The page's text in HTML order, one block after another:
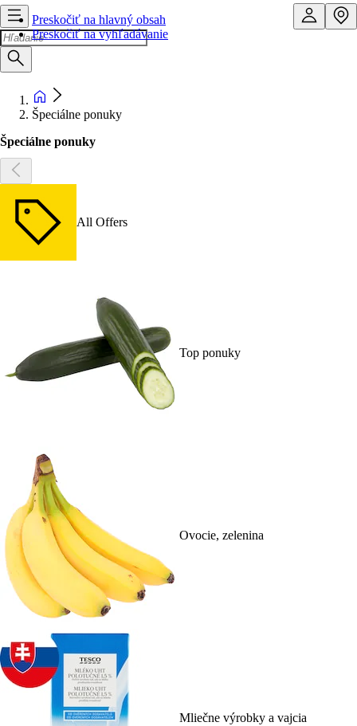
Preskočiť na hlavný obsah
Preskočiť na vyhľadávanie
Špeciálne ponuky
Špeciálne ponuky
All Offers
Top ponuky
Ovocie, zelenina
Mliečne výrobky a vajcia